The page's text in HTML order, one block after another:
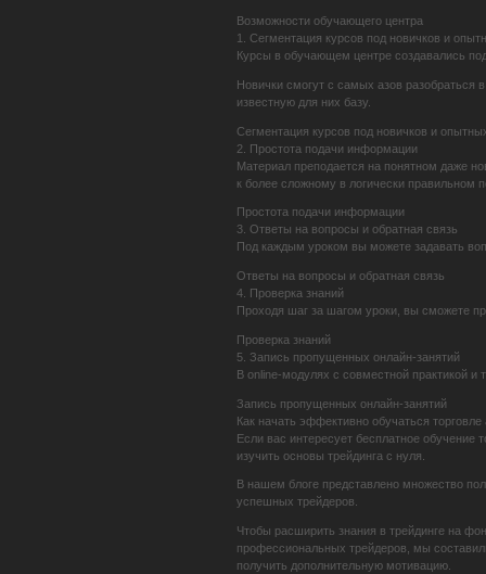
Возможности обучающего центра
1. Сегментация курсов под новичков и
Курсы в обучающем центре создавались
Новички смогут с самых азов
известную для них базу.
Сегментация курсов под новичков и
2. Простота подачи информации
Материал преподается на понятном даже
к более сложному в логически правильном
Простота подачи информации
3. Ответы на вопросы и обратная связь
Под каждым уроком вы можете задавать
Ответы на вопросы и обратная связь
4. Проверка знаний
Проходя шаг за шагом уроки, вы сможете
Проверка знаний
5. Запись пропущенных онлайн-занятий
В online-модулях с совместной практикой и
Запись пропущенных онлайн-занятий
Как начать эффективно обучаться торговле
Если вас интересует бесплатное
изучить основы трейдинга с нуля.
В нашем блоге представлено множество
успешных трейдеров.
Чтобы расширить знания в трейдинге на
профессиональных трейдеров, мы
получить дополнительную мотивацию.